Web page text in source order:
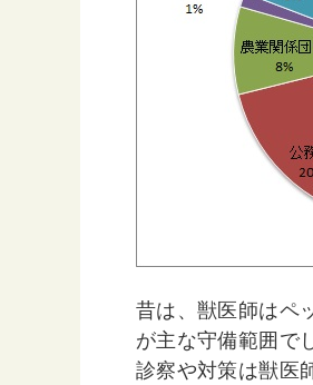
昔は、獣医師はペ
が主な守備範囲で
診察や対策は獣医